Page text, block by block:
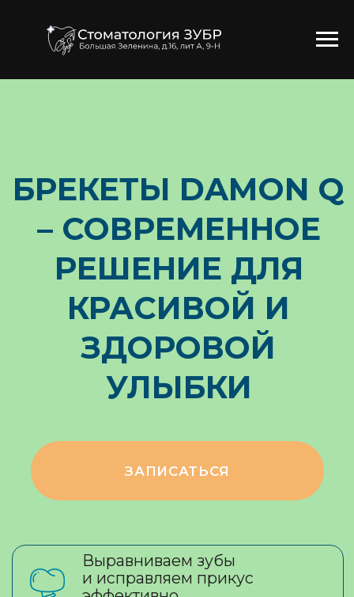
РЕШЕНИЕ ДЛЯ
КРАСИВОЙ И
ЗДОРОВОЙ
УЛЫБКИ
ЗАПИСАТЬСЯ
Выравниваем зубы
и комфортно
результата
Персональный план
лечения от опытных
ортодонтов